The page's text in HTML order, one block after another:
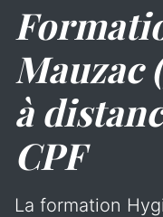
Mauzac
à
CPF
La formation